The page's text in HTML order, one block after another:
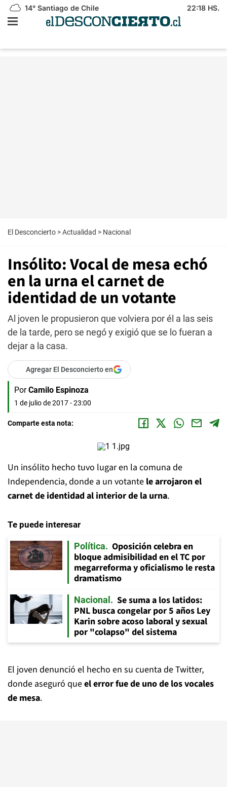
14° Santiago de Chile 22:18 HS.
El Desconcierto >Actualidad > Nacional
Insólito: Vocal de mesa echó
en la urna el carnet de
identidad de un votante
Al joven le propusieron que volviera por él a las seis
de la tarde, pero se negó y exigió que se lo fueran a
dejar a la casa.
Agregar El Desconcierto en
Por Camilo Espinoza
1 de julio de 2017 - 23:00
Comparte esta nota:
Un insólito hecho tuvo lugar en la comuna de
Independencia, donde a un votante le arrojaron el
carnet de identidad al interior de la urna.
Te puede interesar
Política
Oposición celebra en
bloque admisibilidad en el TC por
megarreforma y oficialismo le resta
dramatismo
Nacional
Se suma a los latidos:
PNL busca congelar por 5 años Ley
Karin sobre acoso laboral y sexual
por "colapso" del sistema
El joven denunció el hecho en su cuenta de Twitter,
donde aseguró queel error fue de uno de los vocales
de mesa.